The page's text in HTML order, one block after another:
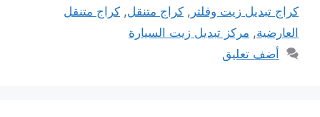
كراج تبديل زيت وفلتر , كراج متنقل, كراج متنقل
العارضية, مركز تبديل زيت السيارة
أضف تعليق